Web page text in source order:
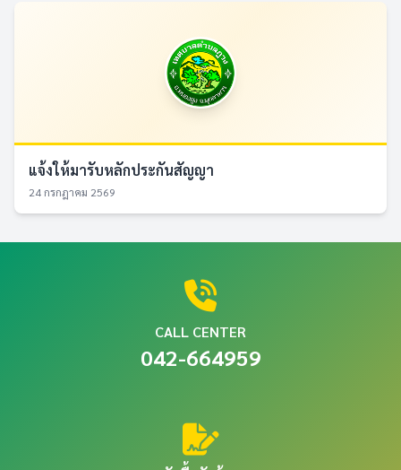
แจ้งให้มารับหลักประกันสัญญา
24 กรกฎาคม 2569
CALL CENTER
042-664959